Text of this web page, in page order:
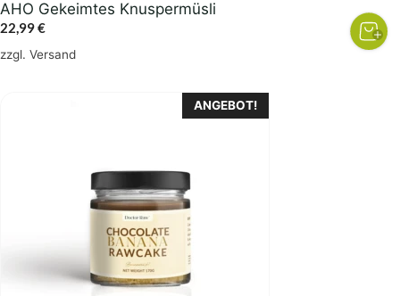
AHO Gekeimtes Knuspermüsli
22,99€
zzgl. Versand
ANGEBOT!